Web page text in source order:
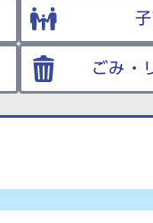
ごみ・